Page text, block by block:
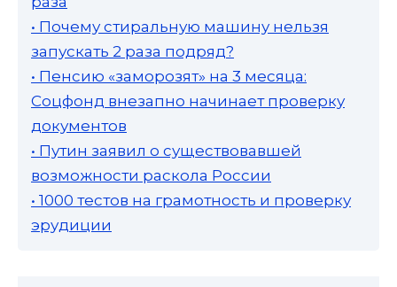
• Почему стиральную машину нельзя
запускать 2 раза подряд?
• Пенсию «заморозят» на 3 месяца:
Соцфонд внезапно начинает проверку
документов
• Путин заявил о существовавшей
возможности раскола России
• 1000 тестов на грамотность и проверку
эрудиции